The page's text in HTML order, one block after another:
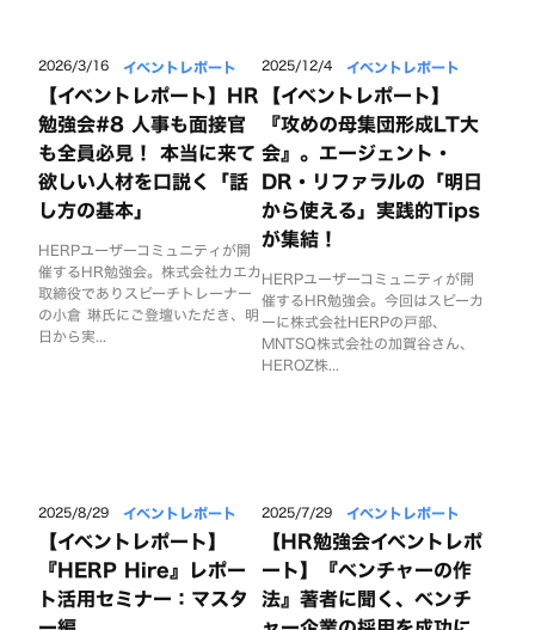
2026/3/16 イベントレポート
【イベントレポート】HR
勉強会#8 人事も面接官
も全員必見！ 本当に来て
欲しい人材を口説く「話
し方の基本」
HERPユーザーコミュニティが開
催するHR勉強会。株式会社カエカ
取締役でありスピーチトレーナー
の小倉 琳氏にご登壇いただき、明
日から実...
2025/12/4 イベントレポート
【イベントレポート】
『攻めの母集団形成LT大
会』。エージェント・
DR・リファラルの「明日
から使える」実践的Tips
が集結！
HERPユーザーコミュニティが開
催するHR勉強会。今回はスピーカ
ーに株式会社HERPの戸部、
MNTSQ株式会社の加賀谷さん、
HEROZ株...
2025/8/29 イベントレポート
【イベントレポート】
『HERP Hire』レポー
ト活用セミナー：マスタ
2025/7/29 イベントレポート
【HR勉強会イベントレポ
ート】『ベンチャーの作
法』著者に聞く、ベンチ